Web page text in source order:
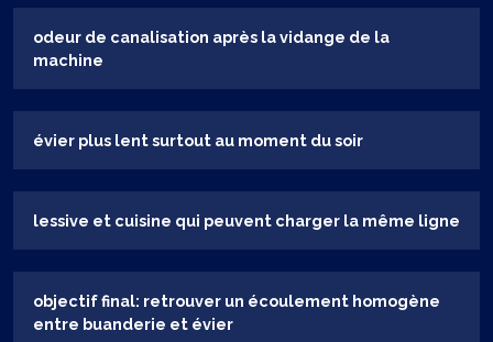
odeur de canalisation après la vidange de la
machine
évier plus lent surtout au moment du soir
lessive et cuisine qui peuvent charger la même ligne
objectif final: retrouver un écoulement homogène
entre buanderie et évier